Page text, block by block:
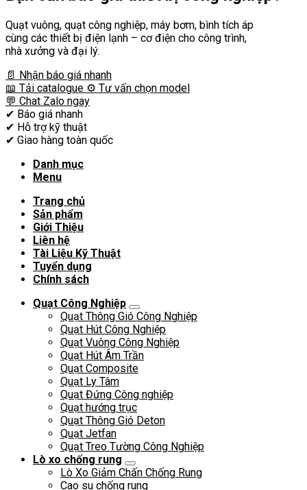
Quạt vuông, quạt công nghiệp, máy bơm, bình tích áp
cùng các thiết bị điện lạnh – cơ điện cho công trình,
nhà xưởng và đại lý.
📄 Nhận báo giá nhanh
📖 Tải catalogue ⚙️ Tư vấn chọn model
💬 Chat Zalo ngay
✔ Báo giá nhanh
✔ Hỗ trợ kỹ thuật
✔ Giao hàng toàn quốc
Danh mục
Menu
Trang chủ
Sản phẩm
Giới Thiệu
Liên hệ
Tài Liệu Kỹ Thuật
Tuyển dụng
Chính sách
Quạt Công Nghiệp
Quạt Thông Gió Công Nghiệp
Quạt Hút Công Nghiệp
Quạt Vuông Công Nghiệp
Quạt Hút Âm Trần
Quạt Composite
Quạt Ly Tâm
Quạt Đứng Công nghiệp
Quạt hướng trục
Quạt Thông Gió Deton
Quạt Jetfan
Quạt Treo Tường Công Nghiệp
Lò xo chống rung
Lò Xo Giảm Chấn Chống Rung
Cao su chống rung